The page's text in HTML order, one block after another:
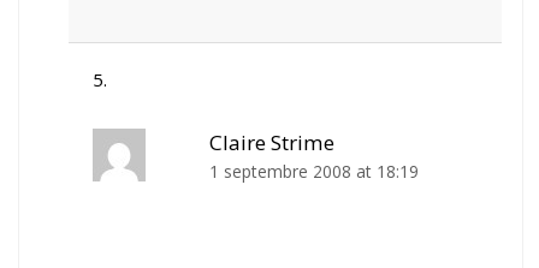
Claire Strime
1 septembre 2008 at 18:19